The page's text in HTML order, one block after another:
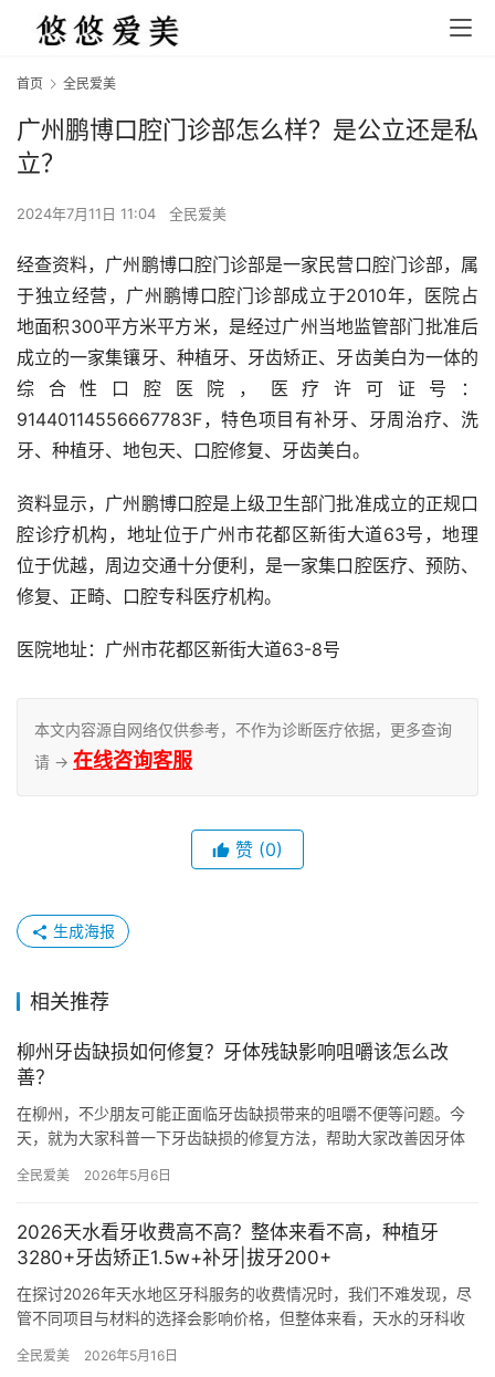
首页 全民爱美
广州鹏博口腔门诊部怎么样？是公立还是私
立？
2024年7月11日 11:04 全民爱美
经查资料，广州鹏博口腔门诊部是一家民营口腔门诊部，属
于独立经营，广州鹏博口腔门诊部成立于2010年，医院占
地面积300平方米平方米，是经过广州当地监管部门批准后
成立的一家集镶牙、种植牙、牙齿矫正、牙齿美白为一体的
综合性口腔医院，医疗许可证号：
91440114556667783F，特色项目有补牙、牙周治疗、洗
牙、种植牙、地包天、口腔修复、牙齿美白。
资料显示，广州鹏博口腔是上级卫生部门批准成立的正规口
腔诊疗机构，地址位于广州市花都区新街大道63号，地理
位于优越，周边交通十分便利，是一家集口腔医疗、预防、
修复、正畸、口腔专科医疗机构。
医院地址：广州市花都区新街大道63-8号
本文内容源自网络仅供参考，不作为诊断医疗依据，更多查询
请 → 在线咨询客服
赞 (0)
生成海报
相关推荐
柳州牙齿缺损如何修复？牙体残缺影响咀嚼该怎么改
善？
在柳州，不少朋友可能正面临牙齿缺损带来的咀嚼不便等问题。今
天，就为大家科普一下牙齿缺损的修复方法，帮助大家改善因牙体
可能…
全民爱美 2026年5月6日
2026天水看牙收费高不高？整体来看不高，种植牙
3280+牙齿矫正1.5w+补牙|拔牙200+
在探讨2026年天水地区牙科服务的收费情况时，我们不难发现，尽
管不同项目与材料的选择会影响价格，但整体来看，天水的牙科收
求。…
全民爱美 2026年5月16日